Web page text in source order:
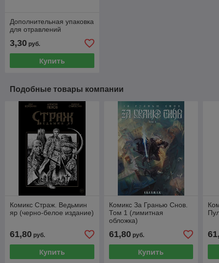
Дополнительная упаковка
для отравлений
3,30 руб.
Купить
Подобные товары компании
Комикс Страж. Ведьмин
яр (черно-белое издание)
61,80 руб.
Купить
Комикс За Гранью Снов.
Том 1 (лимитная
обложка)
61,80руб.
Купить